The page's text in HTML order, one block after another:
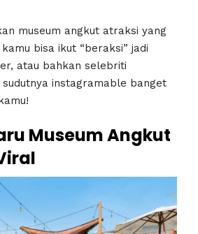
museum angkut atraksi yang
bisa ikut “beraksi” jadi
atau bahkan selebriti
instagramable banget
Museum Angkut